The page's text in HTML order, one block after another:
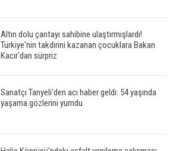
Altın dolu çantayı sahibine ulaştırmışlardı!
Türkiye'nin takdirini kazanan çocuklara Bakan
Kacır'dan sürpriz
Sanatçı Tanyeli'den acı haber geldi: 54 yaşında
yaşama gözlerini yumdu